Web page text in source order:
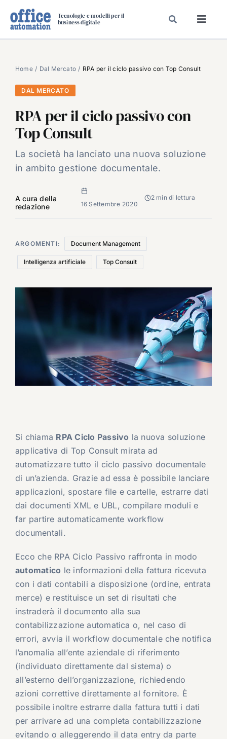
Tecnologie e modelli per il
business digitale
SPECIAL PAPER
TAVOLE ROTONDE DI REDAZIONE
CARRIERE
VIDEO
EVENTI
Home Dal Mercato RPA per il ciclo passivo con Top Consult
DAL MERCATO
RPA per il ciclo passivo con
Top Consult
La società ha lanciato una nuova soluzione
in ambito gestione documentale.
A cura della
redazione
16 Settembre 2020
2 min di lettura
ARGOMENTI: Document Management
Intelligenza artificiale Top Consult
Si chiama RPA Ciclo Passivo la nuova soluzione
applicativa di Top Consult mirata ad
automatizzare tutto il ciclo passivo documentale
di un’azienda. Grazie ad essa è possibile lanciare
applicazioni, spostare file e cartelle, estrarre dati
dai documenti XML e UBL, compilare moduli e
far partire automaticamente workflow
documentali.
Ecco che RPA Ciclo Passivo raffronta in modo
automatico le informazioni della fattura ricevuta
con i dati contabili a disposizione (ordine, entrata
merce) e restituisce un set di risultati che
instraderà il documento alla sua
contabilizzazione automatica o, nel caso di
errori, avvia il workflow documentale che notifica
l’anomalia all’ente aziendale di riferimento
(individuato direttamente dal sistema) o
all’esterno dell’organizzazione, richiedendo
azioni correttive direttamente al fornitore. È
possibile inoltre estrarre dalla fattura tutti i dati
per arrivare ad una completa contabilizzazione
evitando o alleggerendo il data entry da parte